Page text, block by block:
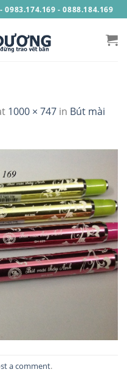
0983.174.169 - 0888.184.169
1000 × 747 in Bút mài
a comment.